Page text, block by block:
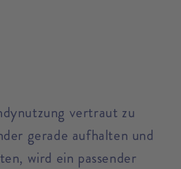
vertraut zu
gerade aufhalten und
wird ein passender